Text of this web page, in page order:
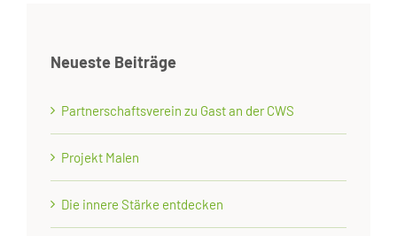
Neueste Beiträge
Partnerschaftsverein zu Gast an der CWS
Projekt Malen
Die innere Stärke entdecken